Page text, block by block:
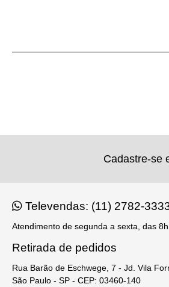
Cadastre-se
Televendas: (11) 2782-
Atendimento de segunda a sexta, das
Retirada de pedidos
Rua Barão de Eschwege, 7 - Jd. Vila
São Paulo - SP - CEP: 03460-140